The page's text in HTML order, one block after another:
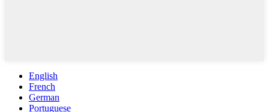
English
French
German
Portuguese